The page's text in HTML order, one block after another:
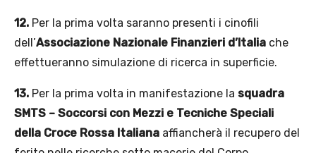
12. Per la prima volta saranno presenti i cinofili
dell’Associazione Nazionale Finanzieri d’Italia che
effettueranno simulazione di ricerca in superficie.
13. Per la prima volta in manifestazione la squadra
SMTS – Soccorsi con Mezzi e Tecniche Speciali
della Croce Rossa Italiana affiancherà il recupero del